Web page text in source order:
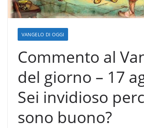
VANGELO DI OGGI
Commento al
del giorno – 17
Sei invidioso
sono buono?